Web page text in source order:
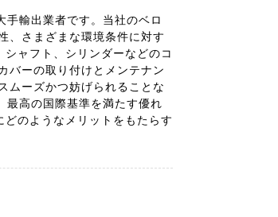
輸出業者です。当社のベロ
、さまざまな環境条件に対す
ャフト、シリンダーなどのコ
バーの取り付けとメンテナン
ムーズかつ妨げられることな
最高の国際基準を満たす優れ
のようなメリットをもたらす